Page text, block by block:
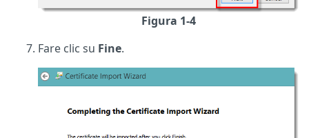
Figura 1-4
Fare clic su Fine.